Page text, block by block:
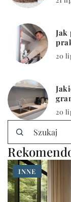
Jak
20
20
INNE